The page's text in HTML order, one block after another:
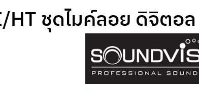
ชุดไมค์ลอย ดิจิตอ